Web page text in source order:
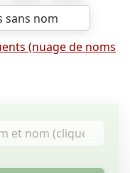
sans nom
(nuage de noms